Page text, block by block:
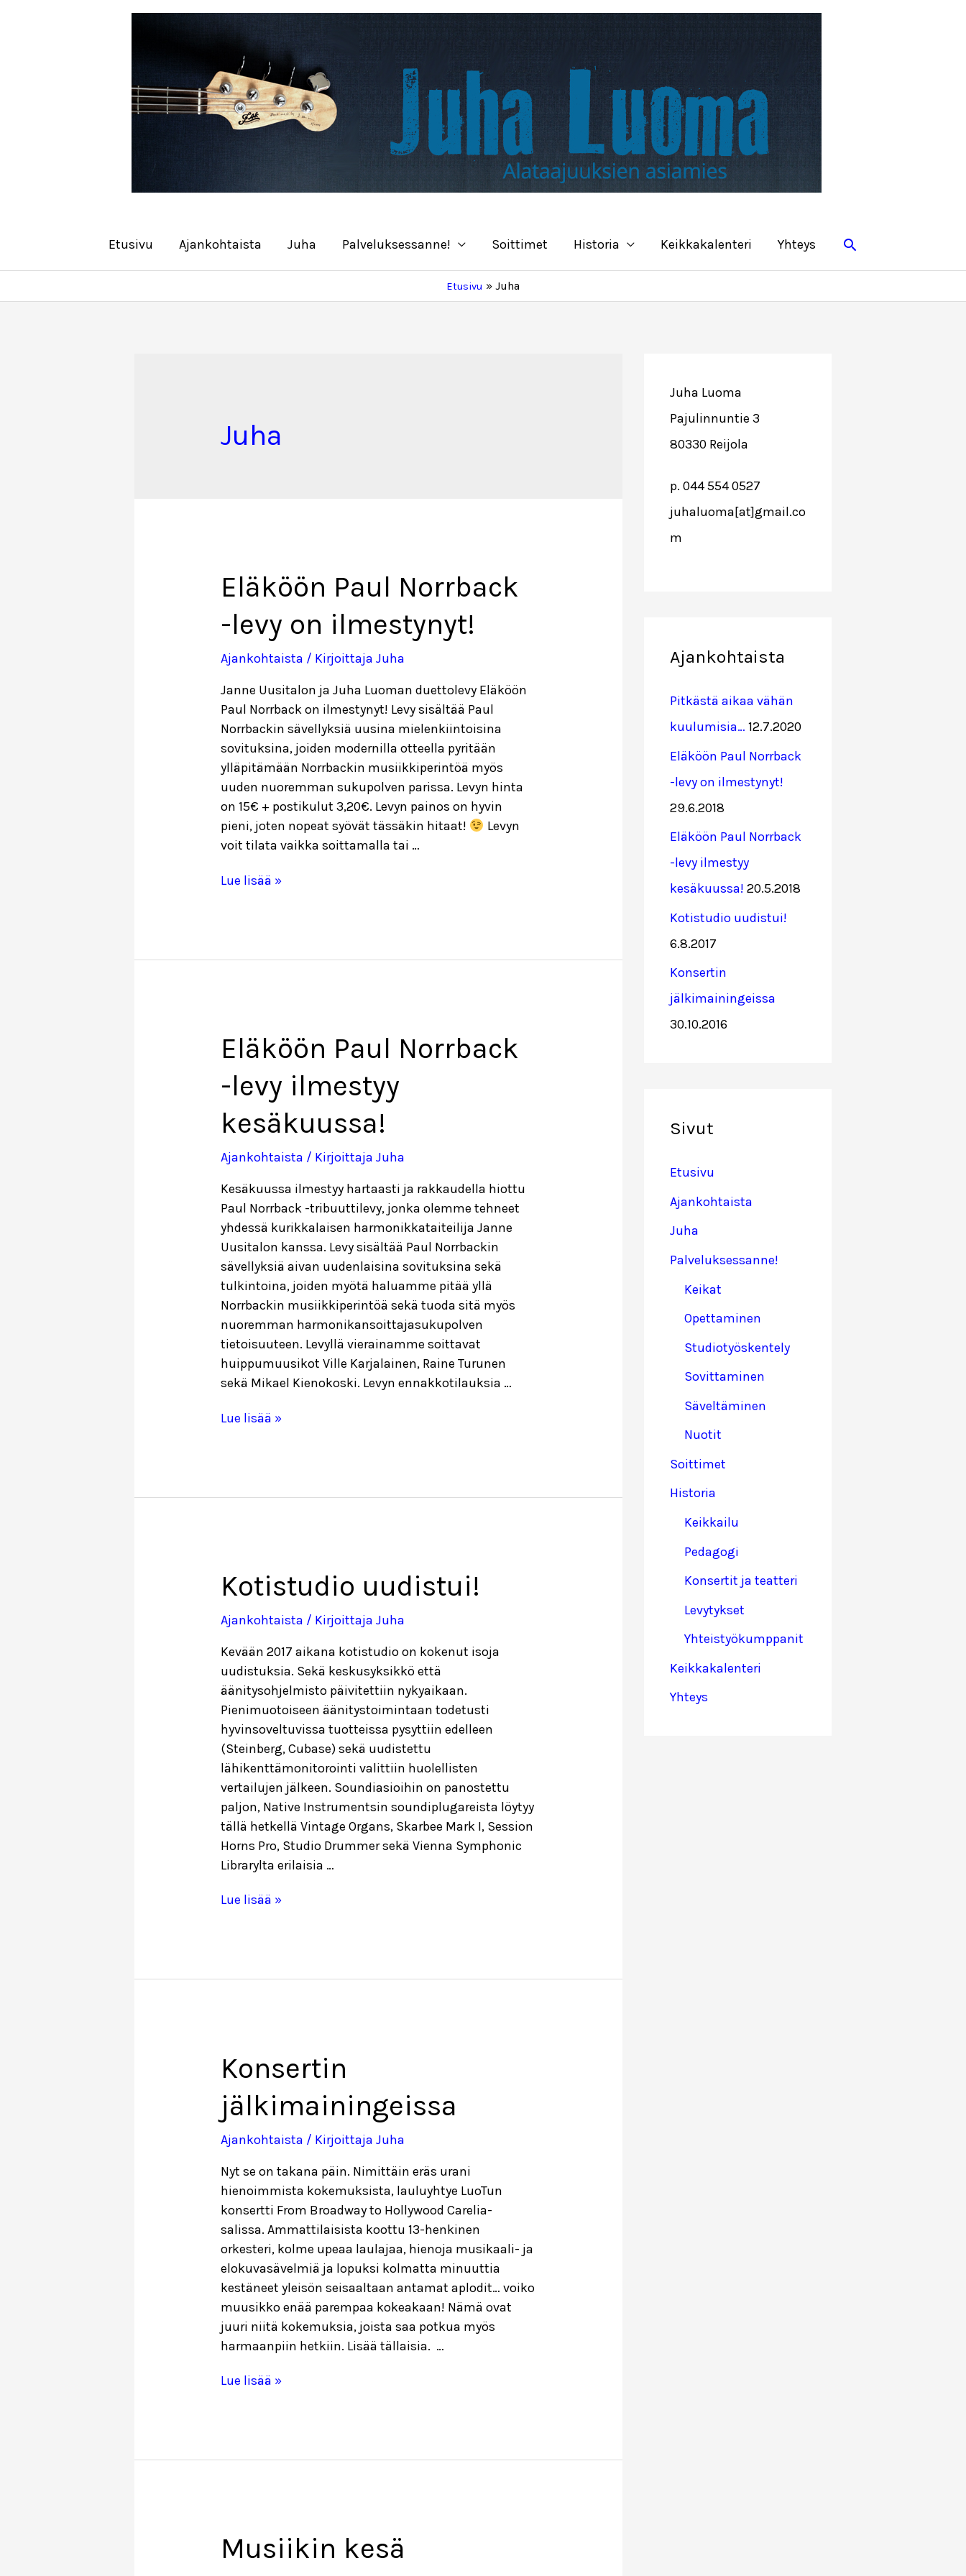
Etusivu Ajankohtaista Juha Palveluksessanne! Soittimet Historia Keikkakalenteri Yhteys Hae
Etusivu Juha
Juha
Eläköön Paul Norrback
-levy on ilmestynyt!
Ajankohtaista / KirjoittajaJuha
Janne Uusitalon ja Juha Luoman duettolevy Eläköön
Paul Norrback on ilmestynyt! Levy sisältää Paul
Norrbackin sävellyksiä uusina mielenkiintoisina
sovituksina, joiden modernilla otteella pyritään
ylläpitämään Norrbackin musiikkiperintöä myös
uuden nuoremman sukupolven parissa. Levyn hinta
on 15€ + postikulut 3,20€. Levyn painos on hyvin
pieni, joten nopeat syövät tässäkin hitaat!
Levyn
voit tilata vaikka soittamalla tai …
Eläköön
levy
Lue lisää »
Eläköön Paul Norrback
-levy ilmestyy
kesäkuussa!
Ajankohtaista / KirjoittajaJuha
Kesäkuussa ilmestyy hartaasti ja rakkaudella hiottu
Paul Norrback -tribuuttilevy, jonka olemme tehneet
yhdessä kurikkalaisen harmonikkataiteilija Janne
Uusitalon kanssa. Levy sisältää Paul Norrbackin
sävellyksiä aivan uudenlaisina sovituksina sekä
tulkintoina, joiden myötä haluamme pitää yllä
Norrbackin musiikkiperintöä sekä tuoda sitä myös
nuoremman harmonikansoittajasukupolven
tietoisuuteen. Levyllä vierainamme soittavat
huippumuusikot Ville Karjalainen, Raine Turunen
sekä Mikael Kienokoski. Levyn ennakkotilauksia …
Eläköön
levy
Lue lisää »
Kotistudio uudistui!
Ajankohtaista / KirjoittajaJuha
Kevään 2017 aikana kotistudio on kokenut isoja
uudistuksia. Sekä keskusyksikkö että
äänitysohjelmisto päivitettiin nykyaikaan.
Pienimuotoiseen äänitystoimintaan todetusti
hyvinsoveltuvissa tuotteissa pysyttiin edelleen
(Steinberg, Cubase) sekä uudistettu
lähikenttämonitorointi valittiin huolellisten
vertailujen jälkeen. Soundiasioihin on panostettu
paljon, Native Instrumentsin soundiplugareista löytyy
tällä hetkellä Vintage Organs, Skarbee Mark I, Session
Horns Pro, Studio Drummer sekä Vienna Symphonic
Librarylta erilaisia …
Kotistudio
Lue lisää »
Konsertin
jälkimainingeissa
Ajankohtaista / KirjoittajaJuha
Nyt se on takana päin. Nimittäin eräs urani
hienoimmista kokemuksista, lauluyhtye LuoTun
konsertti From Broadway to Hollywood Carelia-
salissa. Ammattilaisista koottu 13-henkinen
orkesteri, kolme upeaa laulajaa, hienoja musikaali- ja
elokuvasävelmiä ja lopuksi kolmatta minuuttia
kestäneet yleisön seisaaltaan antamat aplodit… voiko
muusikko enää parempaa kokeakaan! Nämä ovat
juuri niitä kokemuksia, joista saa potkua myös
harmaanpiin hetkiin. Lisää tällaisia. …
Konsertin
Lue lisää »
Musiikin kesä
Juha Luoma
Pajulinnuntie 3
80330 Reijola
p. 044 554 0527
juhaluoma[at]gmail.co
m
Ajankohtaista
Pitkästä aikaa vähän
kuulumisia… 12.7.2020
Eläköön Paul Norrback
-levy on ilmestynyt!
29.6.2018
Eläköön Paul Norrback
-levy ilmestyy
kesäkuussa! 20.5.2018
Kotistudio uudistui!
6.8.2017
Konsertin
jälkimainingeissa
30.10.2016
Sivut
Etusivu
Ajankohtaista
Juha
Palveluksessanne!
Keikat
Opettaminen
Studiotyöskentely
Sovittaminen
Säveltäminen
Nuotit
Soittimet
Historia
Keikkailu
Pedagogi
Konsertit ja teatteri
Levytykset
Yhteistyökumppanit
Keikkakalenteri
Yhteys